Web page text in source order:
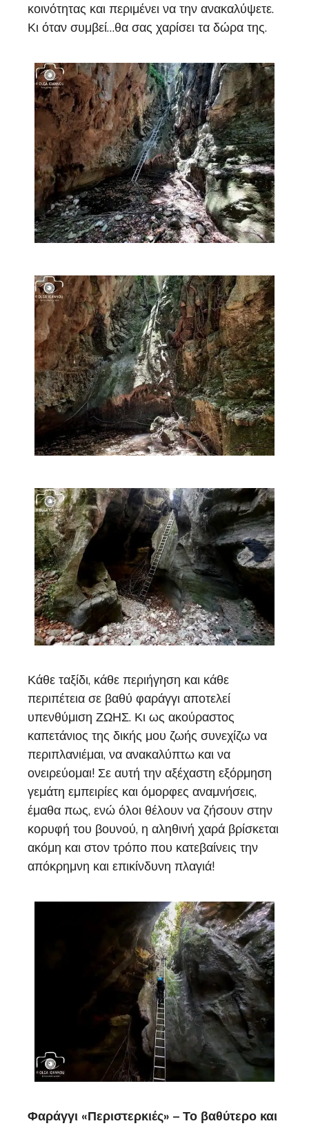
κοινότητας και περιμένει να την ανακαλύψετε.
Κι όταν συμβεί…θα σας χαρίσει τα δώρα της.
Κάθε ταξίδι, κάθε περιήγηση και κάθε
περιπέτεια σε βαθύ φαράγγι αποτελεί
υπενθύμιση ΖΩΗΣ. Κι ως ακούραστος
καπετάνιος της δικής μου ζωής συνεχίζω να
περιπλανιέμαι, να ανακαλύπτω και να
ονειρεύομαι! Σε αυτή την αξέχαστη εξόρμηση
γεμάτη εμπειρίες και όμορφες αναμνήσεις,
έμαθα πως, ενώ όλοι θέλουν να ζήσουν στην
κορυφή του βουνού, η αληθινή χαρά βρίσκεται
ακόμη και στον τρόπο που κατεβαίνεις την
απόκρημνη και επικίνδυνη πλαγιά!
Φαράγγι «Περιστερκιές» – Το βαθύτερο και